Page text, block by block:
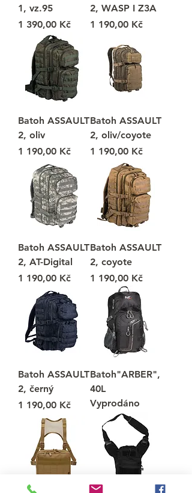
1, vz.95
Cena
1 390,00 Kč
2, WASP I Z3A
Cena
1 190,00 Kč
Batoh ASSAULT
2, oliv
Cena
1 190,00 Kč
Batoh ASSAULT
2, oliv/coyote
Cena
1 190,00 Kč
Batoh ASSAULT
2, AT-Digital
Cena
1 190,00 Kč
Batoh ASSAULT
2, coyote
Cena
1 190,00 Kč
Batoh ASSAULT
2, černý
Cena
1 190,00 Kč
Batoh"ARBER",
40L
Vyprodáno